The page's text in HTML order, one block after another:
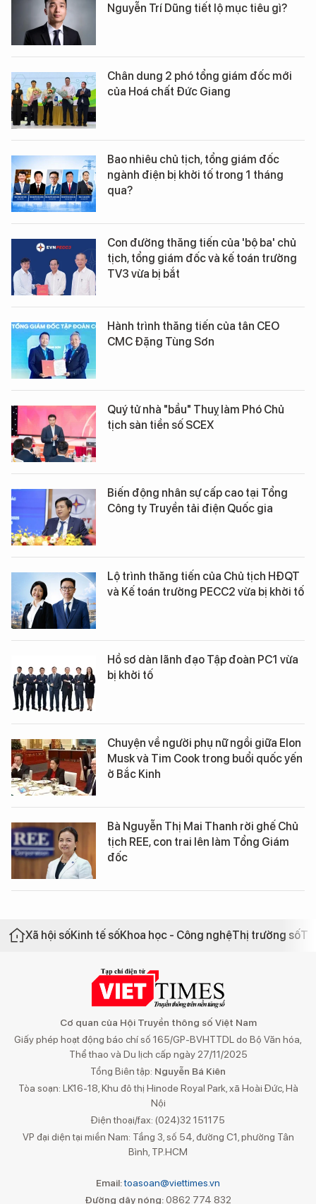
Nguyễn Trí Dũng tiết lộ mục tiêu gì?
Chân dung 2 phó tổng giám đốc mới
của Hoá chất Đức Giang
Bao nhiêu chủ tịch, tổng giám đốc
ngành điện bị khởi tố trong 1 tháng
qua?
Con đường thăng tiến của 'bộ ba' chủ
tịch, tổng giám đốc và kế toán trưởng
TV3 vừa bị bắt
Hành trình thăng tiến của tân CEO
CMC Đặng Tùng Sơn
Quý tử nhà "bầu" Thuỵ làm Phó Chủ
tịch sàn tiền số SCEX
Biến động nhân sự cấp cao tại Tổng
Công ty Truyền tải điện Quốc gia
Lộ trình thăng tiến của Chủ tịch HĐQT
và Kế toán trưởng PECC2 vừa bị khởi tố
Hồ sơ dàn lãnh đạo Tập đoàn PC1 vừa
bị khởi tố
Chuyện về người phụ nữ ngồi giữa Elon
Musk và Tim Cook trong buổi quốc yến
ở Bắc Kinh
Bà Nguyễn Thị Mai Thanh rời ghế Chủ
tịch REE, con trai lên làm Tổng Giám
đốc
Xã hội sốKinh tế sốKhoa học - Công nghệThị trường số
Cơ quan của Hội Truyền thông số Việt Nam
Giấy phép hoạt động báo chí số 165/GP-BVHTTDL do Bộ Văn hóa,
Thể thao và Du lịch cấp ngày 27/11/2025
Tổng Biên tập: Nguyễn Bá Kiên
Tòa soạn: LK16-18, Khu đô thị Hinode Royal Park, xã Hoài Đức, Hà
Nội
Điện thoại/fax: (024)32 151175
VP đại diện tại miền Nam: Tầng 3, số 54, đường C1, phường Tân
Bình, TP.HCM
Email:toasoan@viettimes.vn
Đường dây nóng: 0862 774 832